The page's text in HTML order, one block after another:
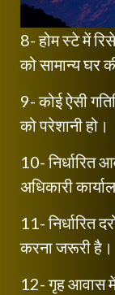
8- होम स्टे में
को सामान्य घर
9- कोई ऐसी
को परेशानी हो।
10- निर्धारित
अधिकारी
11- निर्धारित
करना जरूरी है।
12- गृह आवास